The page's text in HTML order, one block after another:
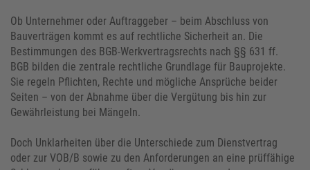
Ob Unternehmer oder Auftraggeber – beim Abschluss von
Bauverträgen kommt es auf rechtliche Sicherheit an. Die
Bestimmungen des BGB-Werkvertragsrechts nach §§ 631 ff.
BGB bilden die zentrale rechtliche Grundlage für Bauprojekte.
Sie regeln Pflichten, Rechte und mögliche Ansprüche beider
Seiten – von der Abnahme über die Vergütung bis hin zur
Gewährleistung bei Mängeln.
Doch Unklarheiten über die Unterschiede zum Dienstvertrag
oder zur VOB/B sowie zu den Anforderungen an eine prüffähige